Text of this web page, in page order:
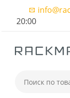
20:00